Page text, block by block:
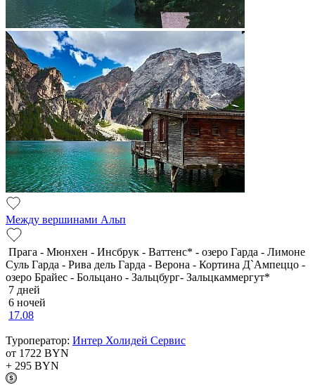
Между вершинами Альп
Прага - Мюнхен - Инсбрук - Ваттенс* - озеро Гарда - Лимоне
Суль Гарда - Рива дель Гарда - Верона - Кортина Д`Ампеццо -
озеро Брайес - Больцано - Зальцбург- Зальцкаммергут*
7 дней
6 ночей
17.08
Туроператор: Интер Холидей Сервис
от 1722 BYN
+ 295 BYN